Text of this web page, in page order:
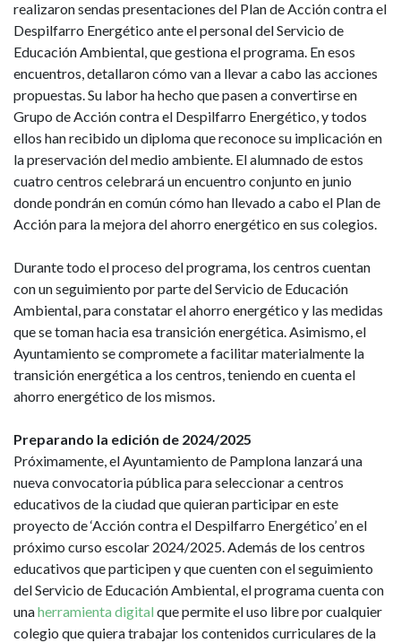
realizaron sendas presentaciones del Plan de Acción contra el
Despilfarro Energético ante el personal del Servicio de
Educación Ambiental, que gestiona el programa. En esos
encuentros, detallaron cómo van a llevar a cabo las acciones
propuestas. Su labor ha hecho que pasen a convertirse en
Grupo de Acción contra el Despilfarro Energético, y todos
ellos han recibido un diploma que reconoce su implicación en
la preservación del medio ambiente. El alumnado de estos
cuatro centros celebrará un encuentro conjunto en junio
donde pondrán en común cómo han llevado a cabo el Plan de
Acción para la mejora del ahorro energético en sus colegios.
Durante todo el proceso del programa, los centros cuentan
con un seguimiento por parte del Servicio de Educación
Ambiental, para constatar el ahorro energético y las medidas
que se toman hacia esa transición energética. Asimismo, el
Ayuntamiento se compromete a facilitar materialmente la
transición energética a los centros, teniendo en cuenta el
ahorro energético de los mismos.
Preparando la edición de 2024/2025
Próximamente, el Ayuntamiento de Pamplona lanzará una
nueva convocatoria pública para seleccionar a centros
educativos de la ciudad que quieran participar en este
proyecto de ‘Acción contra el Despilfarro Energético’ en el
próximo curso escolar 2024/2025. Además de los centros
educativos que participen y que cuenten con el seguimiento
del Servicio de Educación Ambiental, el programa cuenta con
unaherramienta digital que permite el uso libre por cualquier
colegio que quiera trabajar los contenidos curriculares de la